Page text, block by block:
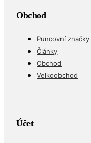
Obchod
Puncovní značky
Články
Obchod
Velkoobchod
Účet